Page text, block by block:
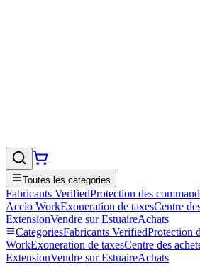
Toutes les categories
Fabricants VerifiedProtection des
Accio WorkExoneration de taxesCentre
ExtensionVendre sur EstuaireAchats
CategoriesFabricants VerifiedProtection
WorkExoneration de taxesCentre des
ExtensionVendre sur EstuaireAchats